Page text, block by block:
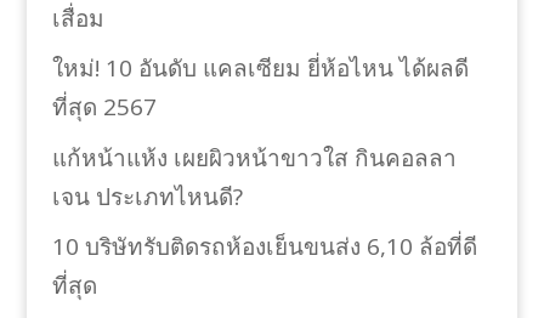
เสื่อม
ใหม่! 10 อันดับ แคลเซียม ยี่ห้อไหน ได้ผลดี
ที่สุด 2567
แก้หน้าแห้ง เผยผิวหน้าขาวใส กินคอลลา
เจน ประเภทไหนดี?
10 บริษัทรับติดรถห้องเย็นขนส่ง 6,10 ล้อที่ดี
ที่สุด